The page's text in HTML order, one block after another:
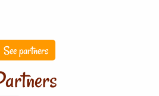
See partners